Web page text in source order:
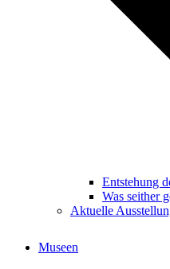
Entstehung
Was seither
Aktuelle
Museen